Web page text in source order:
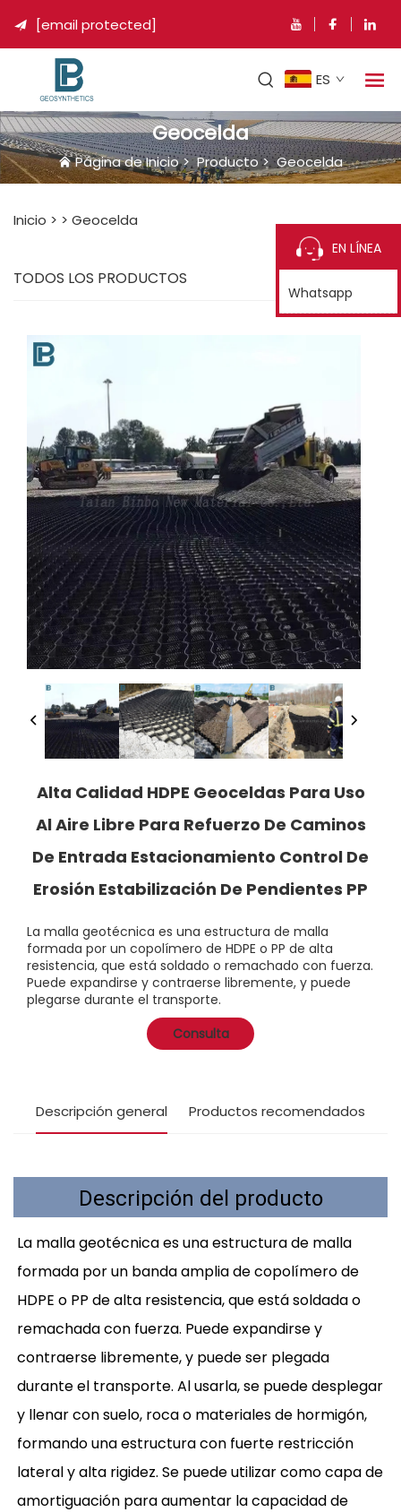
 [email protected]
ES
Geocelda
Página de Inicio>Producto>Geocelda
Inicio > > Geocelda
TODOS LOS PRODUCTOS
Alta Calidad HDPE Geoceldas Para Uso
Al Aire Libre Para Refuerzo De Caminos
De Entrada Estacionamiento Control De
Erosión Estabilización De Pendientes PP
La malla geotécnica es una estructura de malla
formada por un copolímero de HDPE o PP de alta
resistencia, que está soldado o remachado con fuerza.
Puede expandirse y contraerse libremente, y puede
plegarse durante el transporte.
Consulta
Descripción general Productos recomendados
Descripción del producto
La malla geotécnica es una estructura de malla
formada por un banda amplia de copolímero de
HDPE o PP de alta resistencia, que está soldada o
remachada con fuerza. Puede expandirse y
contraerse libremente, y puede ser plegada
durante el transporte. Al usarla, se puede desplegar
y llenar con suelo, roca o materiales de hormigón,
formando una estructura con fuerte restricción
lateral y alta rigidez. Se puede utilizar como capa de
amortiguación para aumentar la capacidad de
EN LÍNEA
Whatsapp